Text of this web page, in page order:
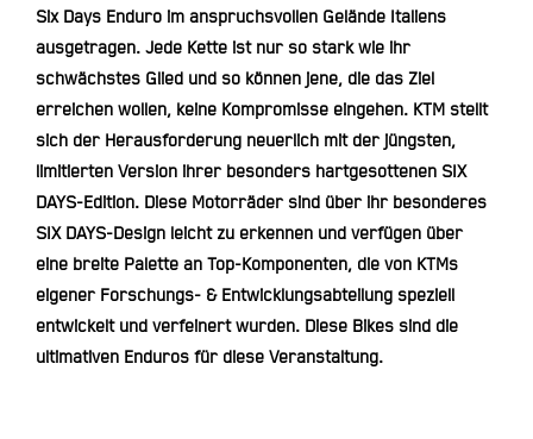
Six Days Enduro im anspruchsvollen Gelände Italiens
ausgetragen. Jede Kette ist nur so stark wie ihr
schwächstes Glied und so können jene, die das Ziel
erreichen wollen, keine Kompromisse eingehen. KTM stellt
sich der Herausforderung neuerlich mit der jüngsten,
limitierten Version ihrer besonders hartgesottenen SIX
DAYS-Edition. Diese Motorräder sind über ihr besonderes
SIX DAYS-Design leicht zu erkennen und verfügen über
eine breite Palette an Top-Komponenten, die von KTMs
eigener Forschungs- & Entwicklungsabteilung speziell
entwickelt und verfeinert wurden. Diese Bikes sind die
ultimativen Enduros für diese Veranstaltung.